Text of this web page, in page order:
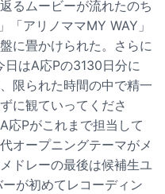
るムービーが流れたのち
アリノママMY WAY」
に畳かけられた。さらに
日はA応Pの3130日分に
限られた時間の中で精一
に観ていってくださ
応Pがこれまで担当して
オープニングテーマがメ
ドレーの最後は候補生ユ
が初めてレコーディン